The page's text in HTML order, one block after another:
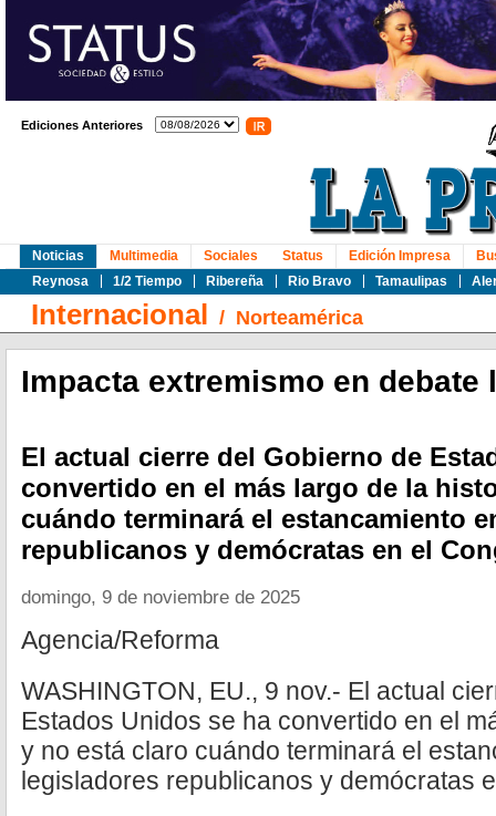
Ediciones Anteriores
Noticias
Reynosa
1/2 Tiempo Ribereña Rio Bravo Tamaulipas
Multimedia Sociales Status Edición Impresa
Internacional / Norteamérica
Impacta extremismo en
El actual cierre del Gobierno de
convertido en el más largo de la
cuándo terminará el estancamiento
republicanos y demócratas en el
domingo, 9 de noviembre de 2025
Agencia/Reforma
WASHINGTON, EU., 9 nov.- El actual
Estados Unidos se ha convertido en el
y no está claro cuándo terminará el
legisladores republicanos y demócratas